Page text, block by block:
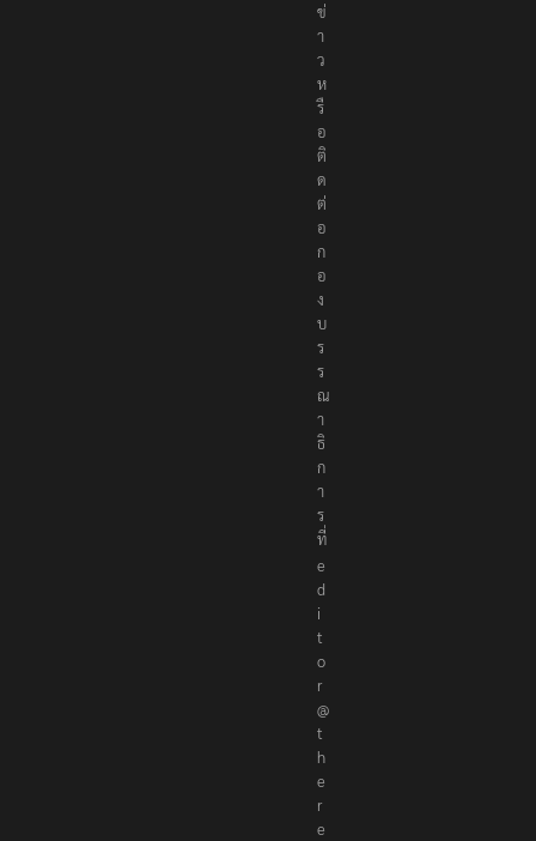
ข่
า
ว
ห
รื
อ
ติ
ด
ต่
อ
ก
อ
ง
บ
ร
ร
ณ
า
ธิ
ก
า
ร
ที่
e
d
i
t
o
r
@
t
h
e
r
e